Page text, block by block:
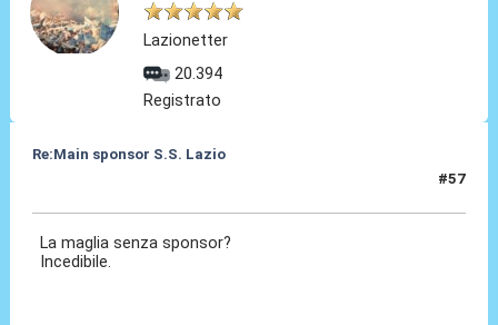
Lazionetter
20.394
Registrato
Re:Main sponsor S.S. Lazio
#57
La maglia senza sponsor?
Incedibile.